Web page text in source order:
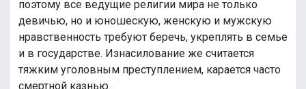
поэтому все ведущие религии мира не только
девичью, но и юношескую, женскую и мужскую
нравственность требуют беречь, укреплять в семье
и в государстве. Изнасилование же считается
тяжким уголовным преступлением, карается часто
смертной казнью.